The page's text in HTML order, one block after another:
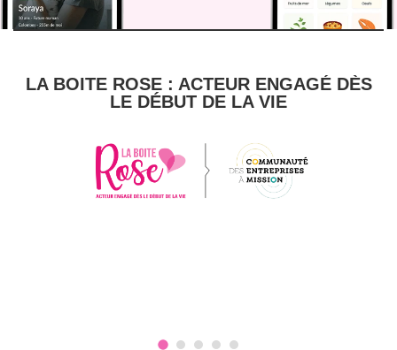
LA BOITE ROSE : ACTEUR ENGAGÉ DÈS
LE DÉBUT DE LA VIE